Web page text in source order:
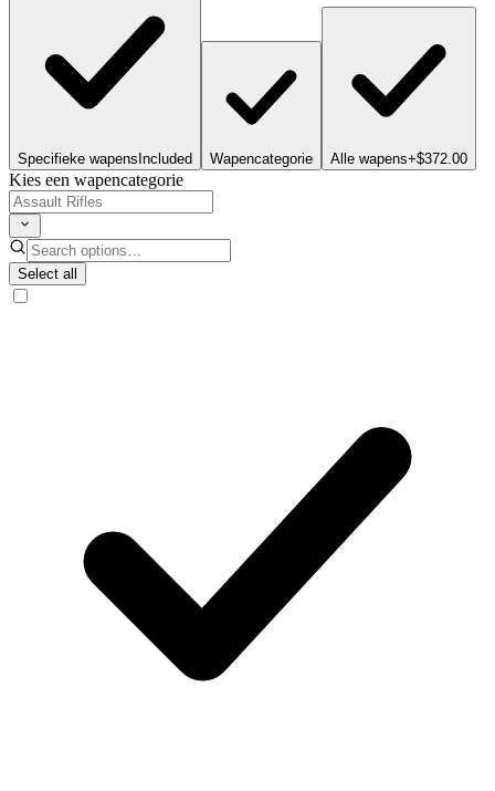
Specifieke wapens Included Wapencategorie Alle wapens+$372.00
Kies een wapencategorie
Select all